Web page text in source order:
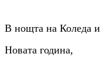
В нощта на Коледа и
Новата година,